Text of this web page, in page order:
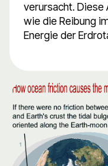
verursacht. Diese
wie die Reibung
Energie der